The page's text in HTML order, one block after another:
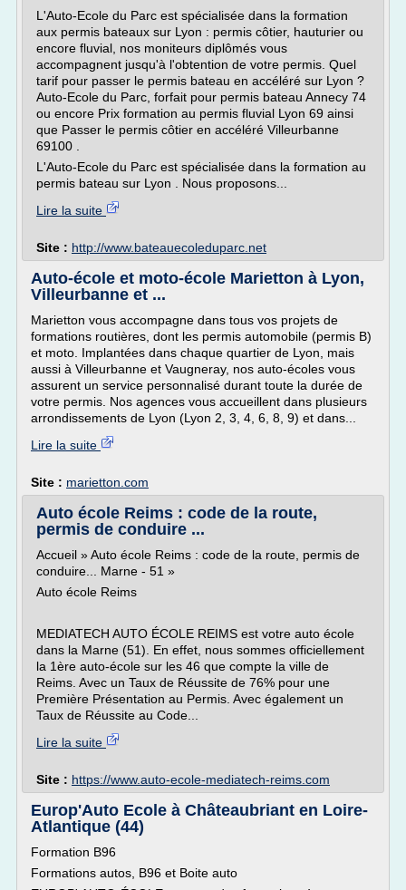
L'Auto-Ecole du Parc est spécialisée dans la formation
aux permis bateaux sur Lyon : permis côtier, hauturier ou
encore fluvial, nos moniteurs diplômés vous
accompagnent jusqu'à l'obtention de votre permis. Quel
tarif pour passer le permis bateau en accéléré sur Lyon ?
Auto-Ecole du Parc, forfait pour permis bateau Annecy 74
ou encore Prix formation au permis fluvial Lyon 69 ainsi
que Passer le permis côtier en accéléré Villeurbanne
69100 .
L'Auto-Ecole du Parc est spécialisée dans la formation au
permis bateau sur Lyon . Nous proposons...
Lire la suite
Site : http://www.bateauecoleduparc.net
Auto-école et moto-école Marietton à Lyon,
Villeurbanne et ...
Marietton vous accompagne dans tous vos projets de
formations routières, dont les permis automobile (permis B)
et moto. Implantées dans chaque quartier de Lyon, mais
aussi à Villeurbanne et Vaugneray, nos auto-écoles vous
assurent un service personnalisé durant toute la durée de
votre permis. Nos agences vous accueillent dans plusieurs
arrondissements de Lyon (Lyon 2, 3, 4, 6, 8, 9) et dans...
Lire la suite
Site : marietton.com
Auto école Reims : code de la route,
permis de conduire ...
Accueil » Auto école Reims : code de la route, permis de
conduire... Marne - 51 »
Auto école Reims
MEDIATECH AUTO ÉCOLE REIMS est votre auto école
dans la Marne (51). En effet, nous sommes officiellement
la 1ère auto-école sur les 46 que compte la ville de
Reims. Avec un Taux de Réussite de 76% pour une
Première Présentation au Permis. Avec également un
Taux de Réussite au Code...
Lire la suite
Site : https://www.auto-ecole-mediatech-reims.com
Europ'Auto Ecole à Châteaubriant en Loire-
Atlantique (44)
Formation B96
Formations autos, B96 et Boite auto